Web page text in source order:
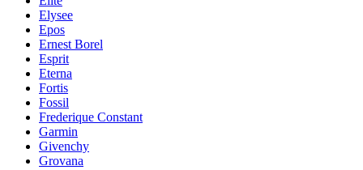
Elysee
Epos
Ernest Borel
Esprit
Eterna
Fortis
Fossil
Frederique Constant
Garmin
Givenchy
Grovana